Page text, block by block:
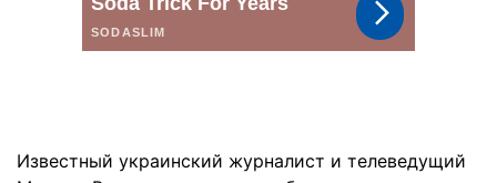
Известный украинский журналист и телеведущий